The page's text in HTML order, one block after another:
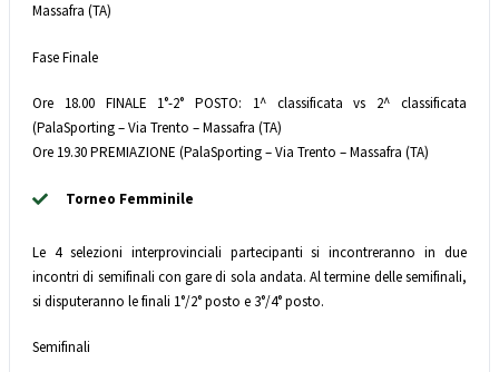
Massafra (TA)
Fase Finale
Ore 18.00 FINALE 1°-2° POSTO: 1^ classificata vs 2^ classificata
(PalaSporting – Via Trento – Massafra (TA)
Ore 19.30 PREMIAZIONE (PalaSporting – Via Trento – Massafra (TA)
Torneo Femminile
Le 4 selezioni interprovinciali partecipanti si incontreranno in due
incontri di semifinali con gare di sola andata. Al termine delle semifinali,
si disputeranno le finali 1°/2° posto e 3°/4° posto.
Semifinali